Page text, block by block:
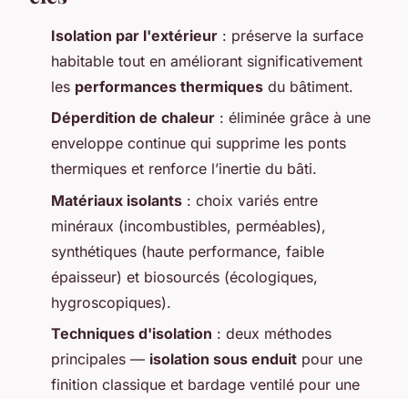
Isolation par l'extérieur : préserve la surface
habitable tout en améliorant significativement
les performances thermiques du bâtiment.
Déperdition de chaleur : éliminée grâce à une
enveloppe continue qui supprime les ponts
thermiques et renforce l’inertie du bâti.
Matériaux isolants : choix variés entre
minéraux (incombustibles, perméables),
synthétiques (haute performance, faible
épaisseur) et biosourcés (écologiques,
hygroscopiques).
Techniques d'isolation : deux méthodes
principales — isolation sous enduit pour une
finition classique et bardage ventilé pour une